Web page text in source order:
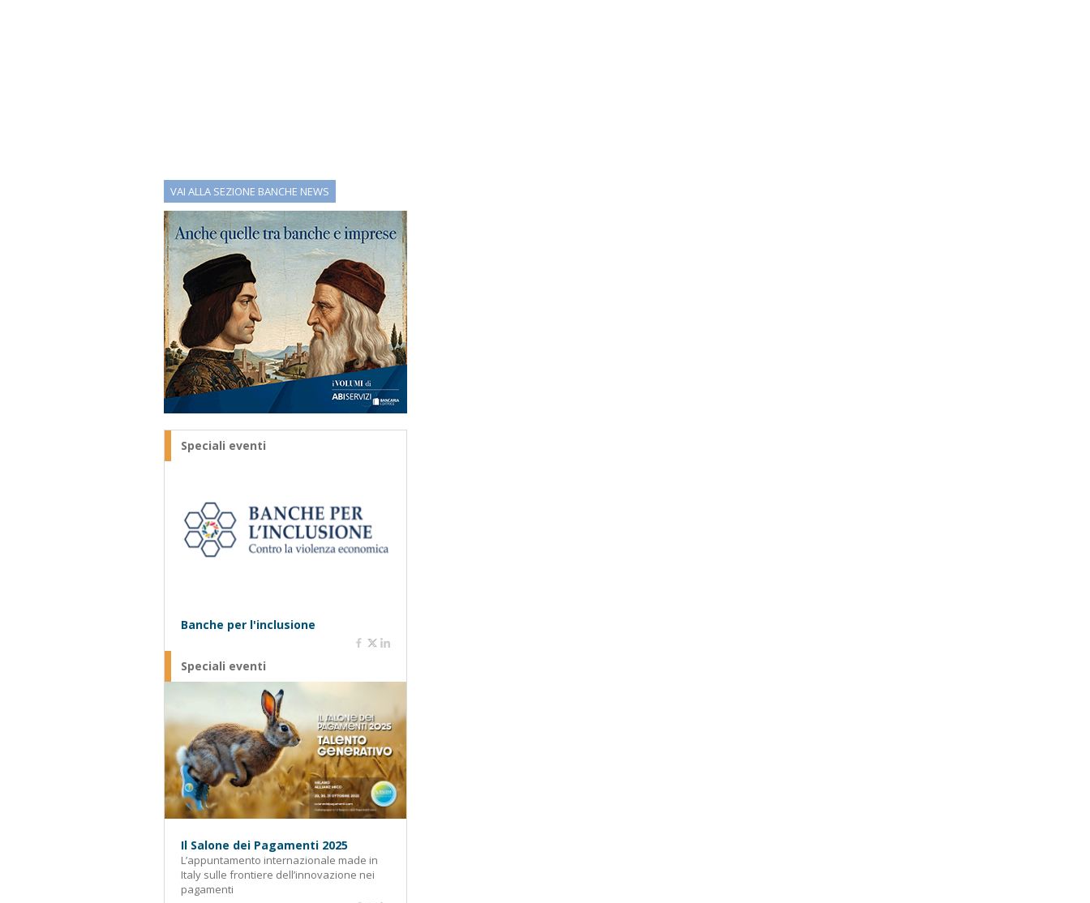
VAI ALLA SEZIONE BANCHE NEWS
Speciali eventi
Banche per l'inclusione
Speciali eventi
Il Salone dei Pagamenti 2025
L’appuntamento internazionale made in
Italy sulle frontiere dell’innovazione nei
pagamenti